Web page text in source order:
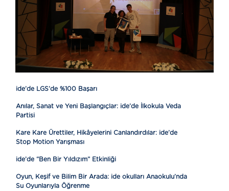
ide’de LGS’de %100 Başarı
Anılar, Sanat ve Yeni Başlangıçlar: ide’de İlkokula Veda
Partisi
Kare Kare Ürettiler, Hikâyelerini Canlandırdılar: ide’de
Stop Motion Yarışması
ide’de “Ben Bir Yıldızım” Etkinliği
Oyun, Keşif ve Bilim Bir Arada: ide okulları Anaokulu’nda
Su Oyunlarıyla Öğrenme